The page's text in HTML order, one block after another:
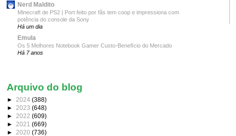
Nerd Maldito
Minecraft de PS2 | Port feito por fãs tem coop e impressiona com
potência do console da Sony
Há um dia
Emula
Os 5 Melhores Notebook Gamer Custo-Benefício do Mercado
Há 7 anos
Arquivo do blog
► 2024 (388)
► 2023 (648)
► 2022 (609)
► 2021 (669)
► 2020 (736)